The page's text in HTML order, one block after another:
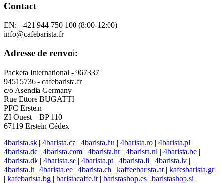
Contact
EN: +421 944 750 100 (8:00-12:00)
info@cafebarista.fr
Adresse de renvoi:
Packeta International - 967337
94515736 - cafebarista.fr
c/o Asendia Germany
Rue Ettore BUGATTI
PFC Erstein
ZI Ouest – BP 110
67119 Erstein Cédex
4barista.sk | 4barista.cz | 4barista.hu | 4barista.ro | 4barista.pl |
4barista.de | 4barista.com | 4barista.hr| 4barista.nl | 4barista.be |
4barista.dk | 4barista.se | 4barista.pt | 4barista.fi | 4barista.lv |
4barista.lt | 4barista.ee | 4barista.ch | kaffeebarista.at | kafesbarista.gr
| kafebarista.bg | baristacaffe.it | baristashop.es | baristashop.si